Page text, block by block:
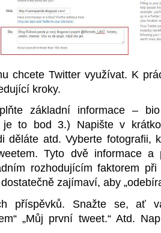
chcete Twitter využívat. K
kroky.
základní informace –
je to bod 3.) Napište v
děláte atd. Vyberte fotografii,
Tyto dvě informace a
rozhodujícím faktorem
zajímaví, aby
příspěvků. Snažte se, ať
„Můj první tweet.“ Atd.